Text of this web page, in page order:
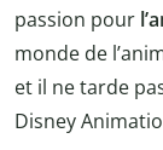
passion pour
monde de
et il ne tarde
Disney